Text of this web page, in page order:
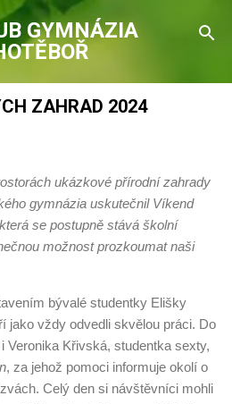
na hlavní obsah
GYMNÁZIA
ZAHRAD 2024
ukázkové přírodní zahrady
gymnázia uskutečnil Víkend
se postupně stává školní
možnost prozkoumat naši
bývalé studentky Elišky
jako vždy odvedli skvělou práci. Do
Veronika Křivská, studentka sexty,
, za jehož pomoci informuje okolí o
Celý den si návštěvníci mohli